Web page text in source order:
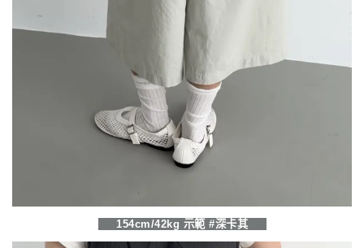
154cm/42kg 示範 #深卡其